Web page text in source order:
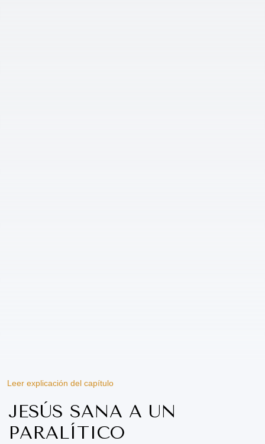
Leer explicación del capítulo
JESÚS SANA A UN
PARALÍTICO